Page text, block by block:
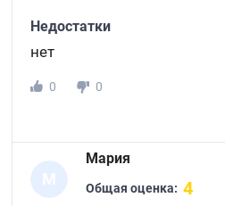
Недостатки
нет
0
0
М
Мария
Общая оценка: 4